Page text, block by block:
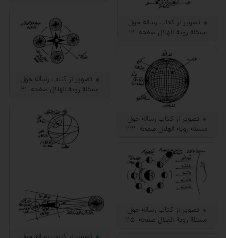
تصویر از کتاب رسالة حول
مسئلة رویة الهلال صفحه 19
تصویر از کتاب رسالة حول
مسئلة رویة الهلال صفحه 21
تصویر از کتاب رسالة حول
مسئلة رویة الهلال صفحه 23
تصویر از کتاب رسالة حول
مسئلة رویة الهلال صفحه 25